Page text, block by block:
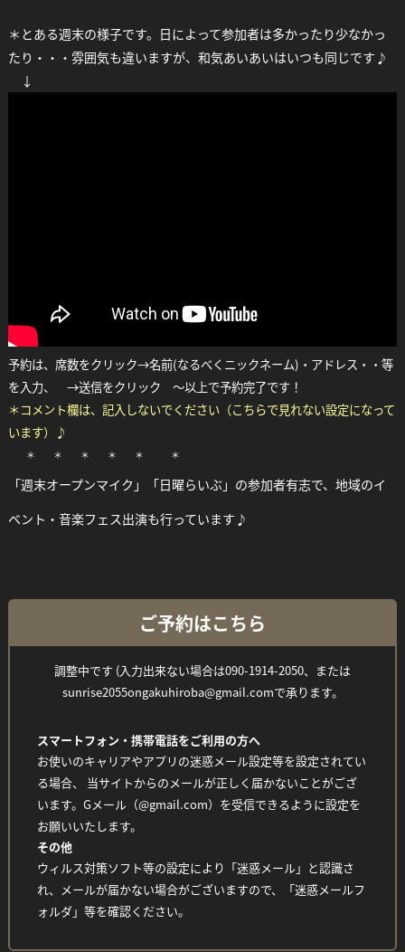
＊とある週末の様子です。日によって参加者は多かったり少なかっ
たり・・・雰囲気も違いますが、和気あいあいはいつも同じです♪
↓
予約は、席数をクリック→名前(なるべくニックネーム)・アドレス・・等
を入力、 →送信をクリック ～以上で予約完了です！
＊コメント欄は、記入しないでください（こちらで見れない設定になって
います）♪
＊ ＊ ＊ ＊ ＊ ＊
「週末オープンマイク」「日曜らいぶ」の参加者有志で、地域のイ
ベント・音楽フェス出演も行っています♪
ご予約はこちら
調整中です (入力出来ない場合は090-1914-2050、または
sunrise2055ongakuhiroba@gmail.comで承ります。
スマートフォン・携帯電話をご利用の方へ
お使いのキャリアやアプリの迷惑メール設定等を設定されてい
る場合、 当サイトからのメールが正しく届かないことがござ
います。Gメール（@gmail.com）を受信できるように設定を
お願いいたします。
その他
ウィルス対策ソフト等の設定により「迷惑メール」と認識さ
れ、メールが届かない場合がございますので、「迷惑メールフ
ォルダ」等を確認ください。